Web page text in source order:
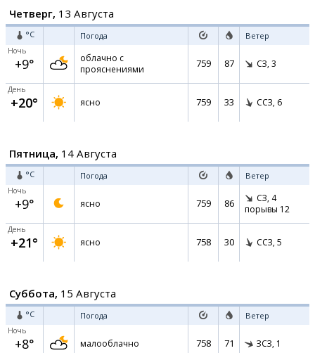
Четверг, 13 Августа
°C Погода Ветер
Ночь
+9°
облачно с
прояснениями
759 87 СЗ, 3
День
+20° ясно 759 33 ССЗ, 6
Пятница, 14 Августа
°C Погода Ветер
Ночь
+9° ясно 759 86 СЗ, 4
порывы 12
День
+21° ясно 758 30 ССЗ, 5
Суббота, 15 Августа
°C Погода Ветер
Ночь
+8° малооблачно 758 71 ЗСЗ, 1